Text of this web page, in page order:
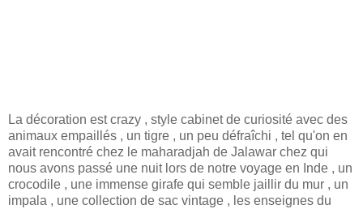
La décoration est crazy , style cabinet de curiosité avec des
animaux empaillés , un tigre , un peu défraîchi , tel qu'on en
avait rencontré chez le maharadjah de Jalawar chez qui
nous avons passé une nuit lors de notre voyage en Inde , un
crocodile , une immense girafe qui semble jaillir du mur , un
impala , une collection de sac vintage , les enseignes du